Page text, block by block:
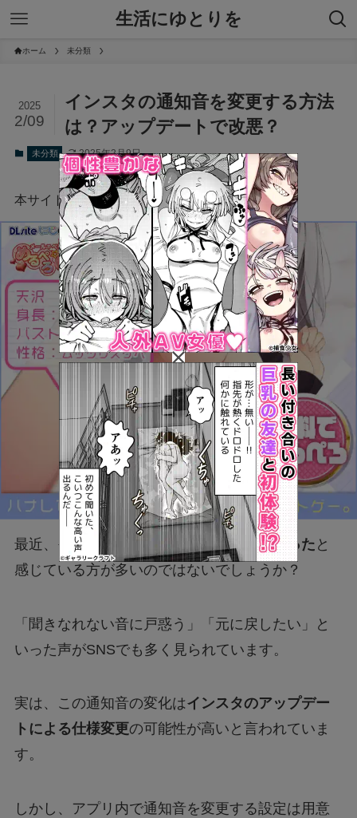
生活にゆとりを
ホーム 未分類
インスタの通知音を変更する方法
は？アップデートで改悪？
2025
2/09
未分類 2025年2月9日
本サイトにはプロモーションが含まれています。
最近、 インスタグラムの通知音が突然変わった と
感じている方が多いのではないでしょうか？
「聞きなれない音に戸惑う」「元に戻したい」と
いった声がSNSでも多く見られています。
実は、この通知音の変化はインスタのアップデー
トによる仕様変更の可能性が高いと言われていま
す。
しかし、アプリ内で通知音を変更する設定は用意